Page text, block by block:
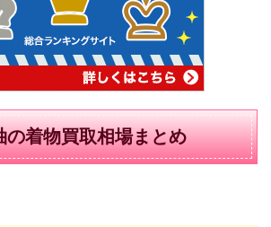
の着物買取相場まとめ